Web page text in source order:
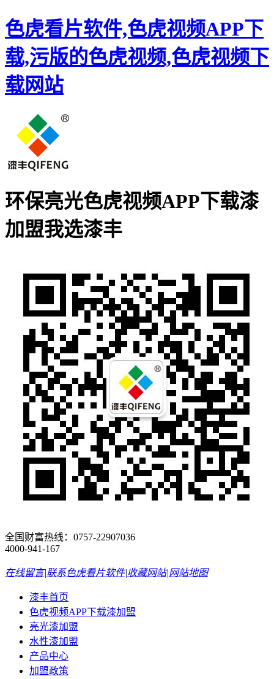
色虎看片软件,色虎视频APP下
载,污版的色虎视频,色虎视频下
载网站
环保亮光色虎视频APP下载漆
加盟我选漆丰
全国财富热线： 0757-22907036
4000-941-167
在线留言|联系色虎看片软件|收藏网站|网站地图
漆丰首页
色虎视频APP下载漆加盟
亮光漆加盟
水性漆加盟
产品中心
加盟政策